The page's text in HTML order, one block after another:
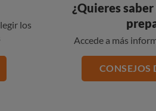
los
¿Quieres
Accede a más
CONSEJOS